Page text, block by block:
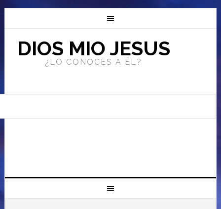
DIOS MIO JESUS
¿LO CONOCES A ÉL?